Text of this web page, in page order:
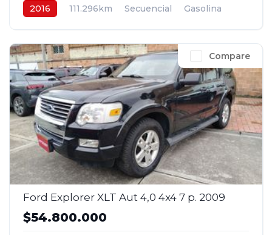
2016 111.296km Secuencial
Gasolina
Compare
Ford Explorer XLT Aut 4,0 4x4 7 p. 2009
$54.800.000